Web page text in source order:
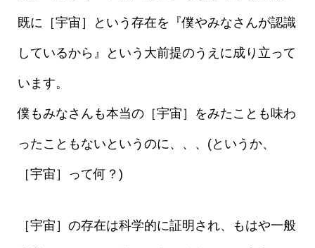
既に［宇宙］という存在を『僕やみなさんが認識
しているから』という大前提のうえに成り立って
います。
僕もみなさんも本当の［宇宙］をみたことも味わ
ったこともないというのに、、、(というか、
［宇宙］って何？)
［宇宙］の存在は科学的に証明され、もはや一般